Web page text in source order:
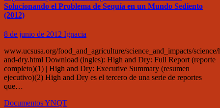
Solucionando el Problema de Sequía en un Mundo Sediento
(2012)
8 de junio de 2012 Ignacia
www.ucsusa.org/food_and_agriculture/science_and_impacts/
and-dry.html Download (ingles): High and Dry: Full Report (reporte
completo)(1) | High and Dry: Executive Summary (resumen
ejecutivo)(2) High and Dry es el tercero de una serie de reportes
que…
DocumentosYNQT